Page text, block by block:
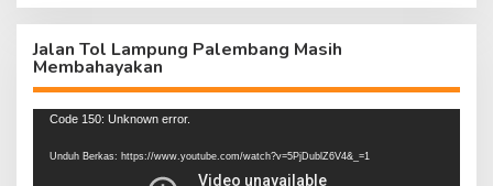
Jalan Tol Lampung Palembang Masih
Membahayakan
Pemutar
Code 150: Unknown error.
Unduh Berkas: https://www.youtube.com/watch?v=5PjDublZ6V4&_=1